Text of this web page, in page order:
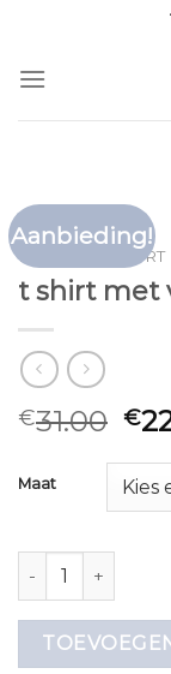
inhoud
Aanbieding!
HOME T
t shirt met
€31.00 €
Maat
t shirt met v hals